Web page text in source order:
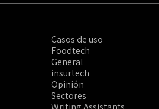
Casos de uso
Foodtech
General
insurtech
Opinión
Sectores